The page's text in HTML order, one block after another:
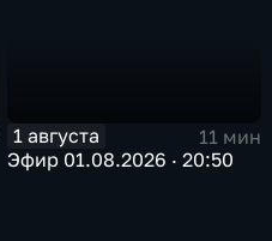
1 августа
11 мин
Эфир 01.08.2026 · 20:50